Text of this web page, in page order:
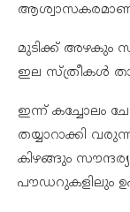
മുടിക്ക് അഴകും
ഇല സ്ത്രീകൾ
ഇന്ന് കച്ചോലം
തയ്യാറാക്കി
കിഴങ്ങും
പൗഡറുകളിലും